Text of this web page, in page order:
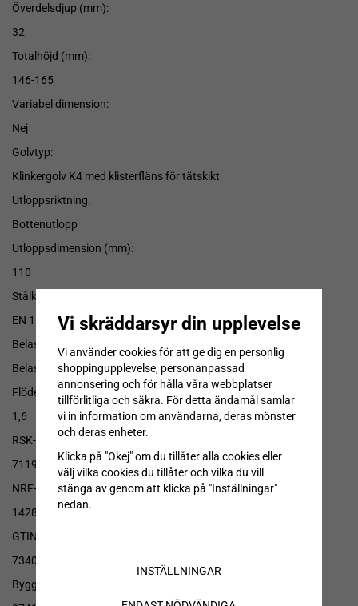
Överdelsdjup (mm):
32
Totalhöjd (mm):
146-165
Variabel dimension:
Nej
Golvtyp:
Klinkergolv K4 med klisterfläns för tätskikt
Utloppsriktning:
Bottenutlopp
Utloppsdimension (mm):
110
Stålkvalitet:
EN 1.4404 Syrafast Rostfritt stål
Belastningsklass:
Belastningsklass L15. Max last utan brott 1500 kg.
Flödeskapacitet (l/s):
1,6
RSK-nummer:
7119663
NRF-nummer:
1428987
GTIN-nummer:
7340236902093
Byggvarubedömningen:
Vi skräddarsyr din upplevelse
Vi använder cookies för att ge dig en personlig
shoppingupplevelse, personanpassad
annonsering och för hålla våra webbplatser
tillförlitliga och säkra. För detta ändamål samlar
vi in information om användarna, deras mönster
och deras enheter.
Klicka på "Okej" om du tillåter alla cookies eller
välj vilka cookies du tillåter och vilka du vill
stänga av genom att klicka på "Inställningar"
nedan.
INSTÄLLNINGAR